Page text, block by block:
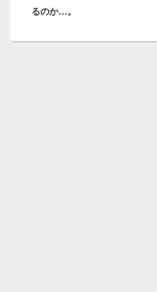
稿:
るのか…。